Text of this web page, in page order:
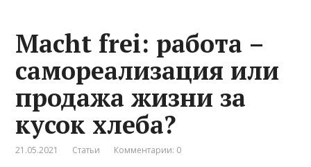
Macht frei: работа –
самореализация или
продажа жизни за
кусок хлеба?
21.05.2021 Статьи Комментарии: 0